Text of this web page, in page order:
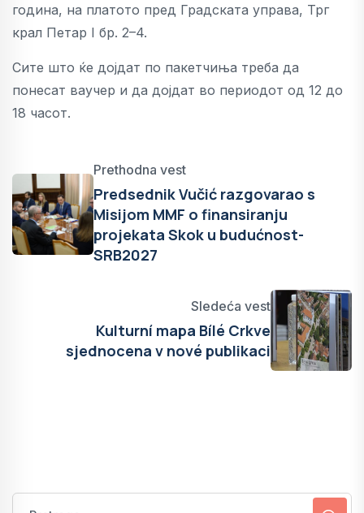
година, на платото пред Градската управа, Трг
крал Петар I бр. 2–4.
Сите што ќе дојдат по пакетчиња треба да
понесат ваучер и да дојдат во периодот од 12 до
18 часот.
Prethodna vest
Predsednik Vučić razgovarao s
Misijom MMF o finansiranju
projekata Skok u budućnost-
SRB2027
Sledeća vest
Kulturní mapa Bílé Crkve
sjednocena v nové publikaci